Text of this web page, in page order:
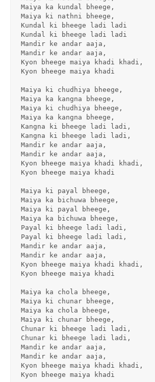
Maiya ka kundal bheege,
Maiya ki nathni bheege,
Kundal ki bheege ladi ladi
Kundal ki bheege ladi ladi
Mandir ke andar aaja,
Mandir ke andar aaja,
Kyon bheege maiya khadi khadi,
Kyon bheege maiya khadi
Maiya ki chudhiya bheege,
Maiya ka kangna bheege,
Maiya ki chudhiya bheege,
Maiya ka kangna bheege,
Kangna ki bheege ladi ladi,
Kangna ki bheege ladi ladi,
Mandir ke andar aaja,
Mandir ke andar aaja,
Kyon bheege maiya khadi khadi,
Kyon bheege maiya khadi
Maiya ki payal bheege,
Maiya ka bichuwa bheege,
Maiya ki payal bheege,
Maiya ka bichuwa bheege,
Payal ki bheege ladi ladi,
Payal ki bheege ladi ladi,
Mandir ke andar aaja,
Mandir ke andar aaja,
Kyon bheege maiya khadi khadi,
Kyon bheege maiya khadi
Maiya ka chola bheege,
Maiya ki chunar bheege,
Maiya ka chola bheege,
Maiya ki chunar bheege,
Chunar ki bheege ladi ladi,
Chunar ki bheege ladi ladi,
Mandir ke andar aaja,
Mandir ke andar aaja,
Kyon bheege maiya khadi khadi,
Kyon bheege maiya khadi